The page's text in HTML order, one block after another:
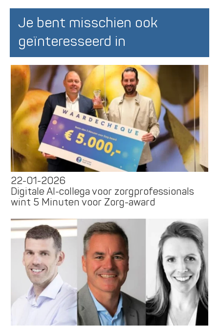
Je bent misschien ook
geïnteresseerd in
22-01-2026
Digitale AI-collega voor zorgprofessionals
wint 5 Minuten voor Zorg-award